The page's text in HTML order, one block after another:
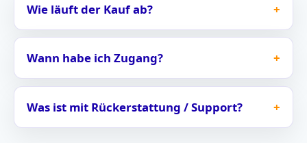
Wie läuft der Kauf ab?
Wann habe ich Zugang?
Was ist mit Rückerstattung / Support?